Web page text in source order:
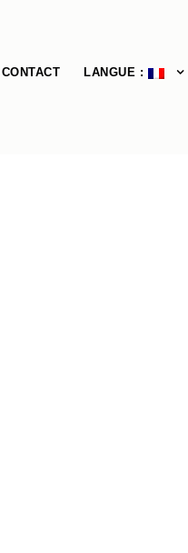
CONTACT LANGUE :